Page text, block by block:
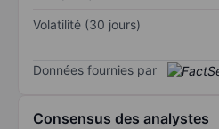
Volatilité (30 jours)
Données fournies par
Consensus des analystes